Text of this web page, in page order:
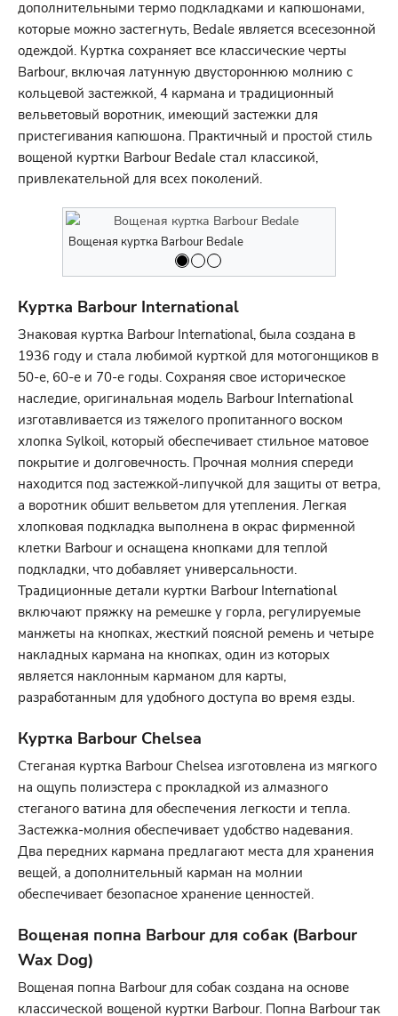
дополнительными термо подкладками и капюшонами,
которые можно застегнуть, Bedale является всесезонной
одеждой. Куртка сохраняет все классические черты
Barbour, включая латунную двустороннюю молнию с
кольцевой застежкой, 4 кармана и традиционный
вельветовый воротник, имеющий застежки для
пристегивания капюшона. Практичный и простой стиль
вощеной куртки Barbour Bedale стал классикой,
привлекательной для всех поколений.
Вощеная куртка Barbour Bedale
Куртка Barbour International
Знаковая куртка Barbour International, была создана в
1936 году и стала любимой курткой для мотогонщиков в
50-е, 60-е и 70-е годы. Сохраняя свое историческое
наследие, оригинальная модель Barbour International
изготавливается из тяжелого пропитанного воском
хлопка Sylkoil, который обеспечивает стильное матовое
покрытие и долговечность. Прочная молния спереди
находится под застежкой-липучкой для защиты от ветра,
а воротник обшит вельветом для утепления. Легкая
хлопковая подкладка выполнена в окрас фирменной
клетки Barbour и оснащена кнопками для теплой
подкладки, что добавляет универсальности.
Традиционные детали куртки Barbour International
включают пряжку на ремешке у горла, регулируемые
манжеты на кнопках, жесткий поясной ремень и четыре
накладных кармана на кнопках, один из которых
является наклонным карманом для карты,
разработанным для удобного доступа во время езды.
Куртка Barbour Chelsea
Стеганая куртка Barbour Chelsea изготовлена из мягкого
на ощупь полиэстера с прокладкой из алмазного
стеганого ватина для обеспечения легкости и тепла.
Застежка-молния обеспечивает удобство надевания.
Два передних кармана предлагают места для хранения
вещей, а дополнительный карман на молнии
обеспечивает безопасное хранение ценностей.
Вощеная попна Barbour для собак (Barbour
Wax Dog)
Вощеная попна Barbour для собак создана на основе
классической вощеной куртки Barbour. Попна Barbour так